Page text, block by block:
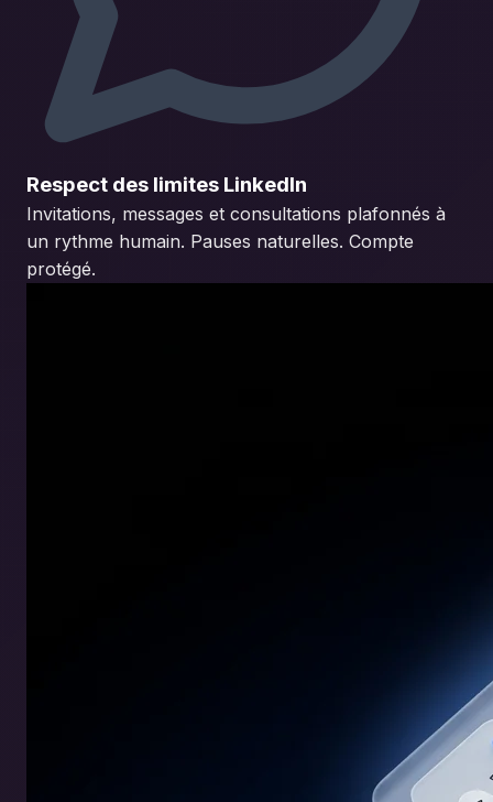
Respect des limites LinkedIn
Invitations, messages et consultations plafonnés à
un rythme humain. Pauses naturelles. Compte
protégé.